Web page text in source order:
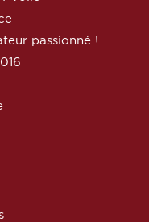
passionné !